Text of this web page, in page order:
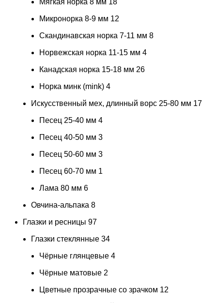
Мягкая норка 8 мм 18
Микронорка 8-9 мм 12
Скандинавская норка 7-11 мм 8
Норвежская норка 11-15 мм 4
Канадская норка 15-18 мм 26
Норка минк (mink) 4
Искусственный мех, длинный ворс 25-80 мм 17
Песец 25-40 мм 4
Песец 40-50 мм 3
Песец 50-60 мм 3
Песец 60-70 мм 1
Лама 80 мм 6
Овчина-альпака 8
Глазки и ресницы 97
Глазки стеклянные 34
Чёрные глянцевые 4
Чёрные матовые 2
Цветные прозрачные со зрачком 12